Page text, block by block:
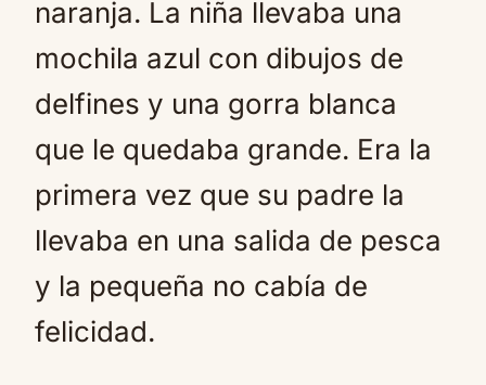
naranja. La niña llevaba una
mochila azul con dibujos de
delfines y una gorra blanca
que le quedaba grande. Era la
primera vez que su padre la
llevaba en una salida de pesca
y la pequeña no cabía de
felicidad.